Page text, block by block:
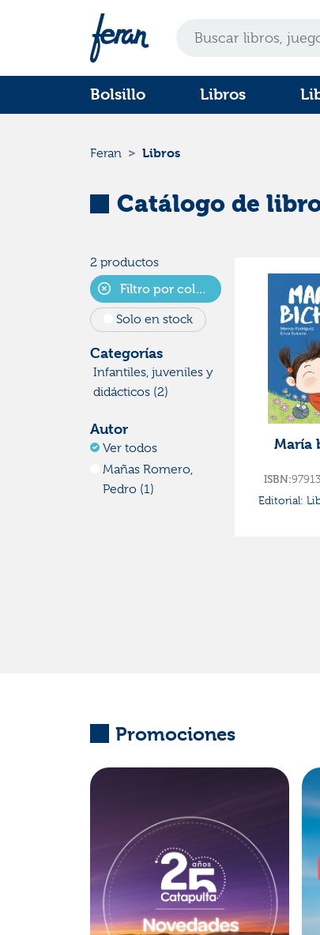
Bolsillo Libros
Feran Libros
Catálogo de
2 productos
Filtro por colecciones
Solo en stock
Categorías
Infantiles, juveniles y
didácticos (2)
Editorial
Ver todas
Libre albedrío (2)
María
ISBN:
Editorial:
Promociones